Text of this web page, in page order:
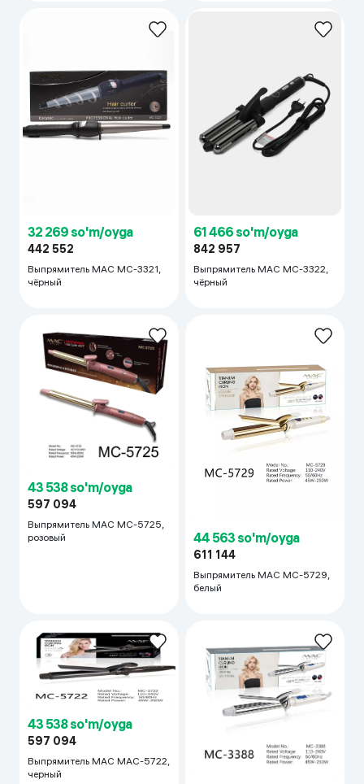
32 269 so'm/oyga
442 552
Выпрямитель MAC MC-3321,
чёрный
61 466 so'm/oyga
842 957
Выпрямитель MAC MC-3322,
чёрный
43 538 so'm/oyga
597 094
Выпрямитель MAC MC-5725,
розовый
44 563 so'm/oyga
611 144
Выпрямитель MAC MC-5729,
белый
43 538 so'm/oyga
597 094
Выпрямитель MAC MAC-5722,
черный